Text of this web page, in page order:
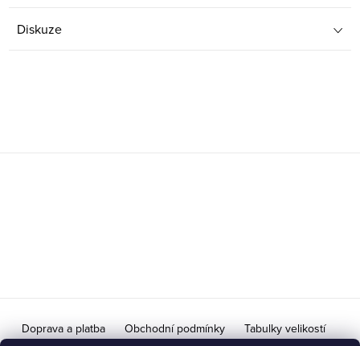
Diskuze
Doprava a platba Obchodní podmínky Tabulky velikostí